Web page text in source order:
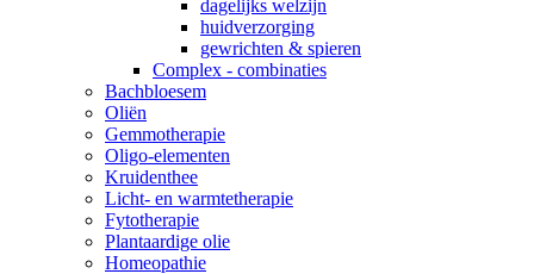
dagelijks welzijn
huidverzorging
gewrichten & spieren
Complex - combinaties
Bachbloesem
Oliën
Gemmotherapie
Oligo-elementen
Kruidenthee
Licht- en warmtetherapie
Fytotherapie
Plantaardige olie
Homeopathie